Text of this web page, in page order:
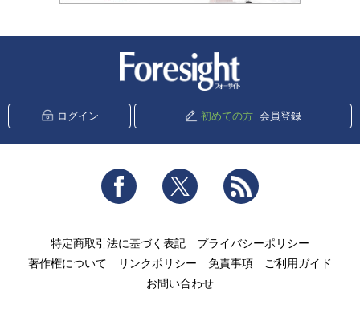
ログイン 初めての方 会員登録
Facebook Twitter
特定商取引法に基づく表記
プライバシーポリシー
著作権について
リンクポリシー 免責事項
ご利用ガイド
お問い合わせ